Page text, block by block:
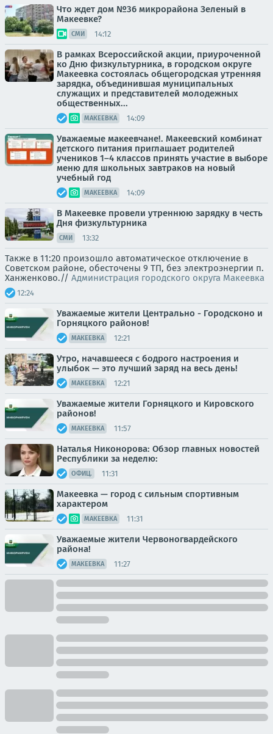
Что ждет дом №36 микрорайона Зеленый в
Макеевке?
СМИ 14:12
В рамках Всероссийской акции, приуроченной
ко Дню физкультурника, в городском округе
Макеевка состоялась общегородская утренняя
зарядка, объединившая муниципальных
служащих и представителей молодежных
общественных...
МАКЕЕВКА 14:09
Уважаемые макеевчане!. Макеевский комбинат
детского питания приглашает родителей
учеников 1–4 классов принять участие в выборе
меню для школьных завтраков на новый
учебный год
МАКЕЕВКА 14:09
В Макеевке провели утреннюю зарядку в честь
Дня физкультурника
СМИ 13:32
Также в 11:20 произошло автоматическое отключение в
Советском районе, обесточены 9 ТП, без электроэнергии п.
Ханженково.// Администрация городского округа Макеевка
12:24
Уважаемые жители Центрально - Городсконо и
Горняцкого районов!
МАКЕЕВКА 12:21
Утро, начавшееся с бодрого настроения и
улыбок — это лучший заряд на весь день!
МАКЕЕВКА 12:21
Уважаемые жители Горняцкого и Кировского
районов!
МАКЕЕВКА 11:57
Наталья Никонорова: Обзор главных новостей
Республики за неделю:
ОФИЦ. 11:31
Макеевка — город с сильным спортивным
характером
МАКЕЕВКА 11:31
Уважаемые жители Червоногвардейского
района!
МАКЕЕВКА 11:27